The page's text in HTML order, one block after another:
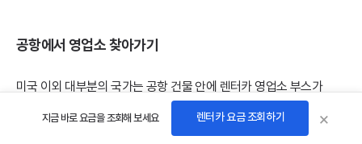
공항에서 영업소 찾아가기
미국 이외 대부분의 국가는 공항 건물 안에 렌터카 영업소 부스가
있고 주차장도 공항 본 건물과 멀지 않은 곳에 있습니다.
미국은 대부분 공항에서 멀리 떨어진 곳에 있어서 셔틀버스를 타고
지금 바로 요금을 조회해 보세요 렌터카 요금 조회하기 ×